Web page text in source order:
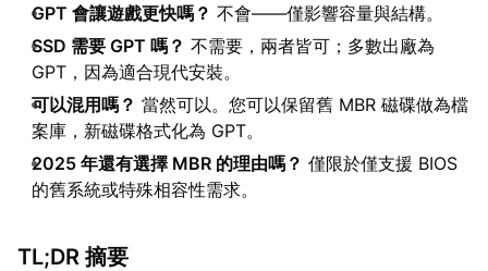
GPT 會讓遊戲更快嗎？ 不會——僅影響容量與結構。
SSD 需要 GPT 嗎？ 不需要，兩者皆可；多數出廠為
GPT，因為適合現代安裝。
可以混用嗎？ 當然可以。您可以保留舊 MBR 磁碟做為檔
案庫，新磁碟格式化為 GPT。
2025 年還有選擇 MBR 的理由嗎？ 僅限於僅支援 BIOS
的舊系統或特殊相容性需求。
TL;DR 摘要